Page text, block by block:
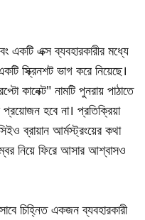
একটি এক্স ব্যবহারকারীর মধ্যে
ভাগ করে নিয়েছে।
কানেক্ট" নামটি পুনরায় পাঠাতে
হবে না। প্রতিক্রিয়া
ব্রায়ান আর্মস্ট্রংয়ের কথা
নিয়ে ফিরে আসার আশ্বাসও
চিহ্নিত একজন ব্যবহারকারী